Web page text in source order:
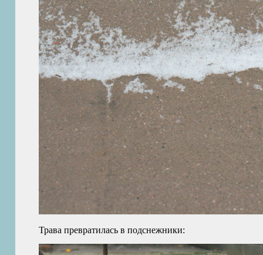
Трава превратилась в подснежники: